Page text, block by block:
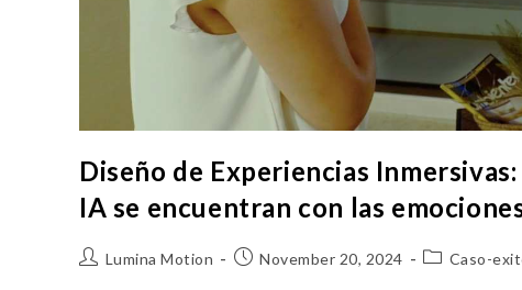
Diseño de Experiencias
IA se encuentran con las
Lumina Motion November 20, 2024 Caso-